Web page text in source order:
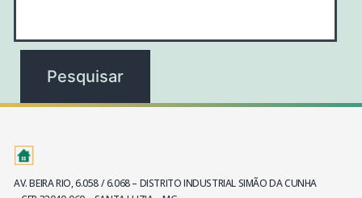
AV. BEIRA RIO, 6.058 / 6.068 – DISTRITO INDUSTRIAL SIMÃO DA CUNHA